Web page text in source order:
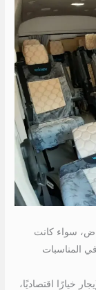
سواء كانت
المناسبات
خيارًا اقتصاديًا،